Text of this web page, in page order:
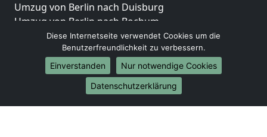
Umzug von Berlin nach Duisburg
Umzug von Berlin nach Bochum
Umzug von Berlin nach Wuppertal
Umzug von Berlin nach Bielefeld
Umzug von Berlin nach Bonn
Umzug von Berlin nach Münster
Diese Internetseite verwendet Cookies um die
Benutzerfreundlichkeit zu verbessern.
Einverstanden
Nur notwendige Cookies
Datenschutzerklärung